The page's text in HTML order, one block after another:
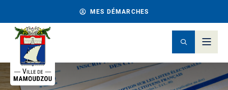
MES DÉMARCHES